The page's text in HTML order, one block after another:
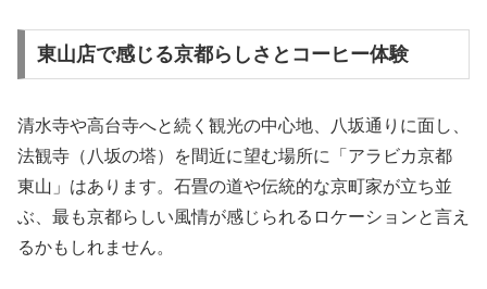
東山店で感じる京都らしさとコーヒー体験
清水寺や高台寺へと続く観光の中心地、八坂通りに面し、
法観寺（八坂の塔）を間近に望む場所に「アラビカ京都
東山」はあります。石畳の道や伝統的な京町家が立ち並
ぶ、最も京都らしい風情が感じられるロケーションと言え
るかもしれません。